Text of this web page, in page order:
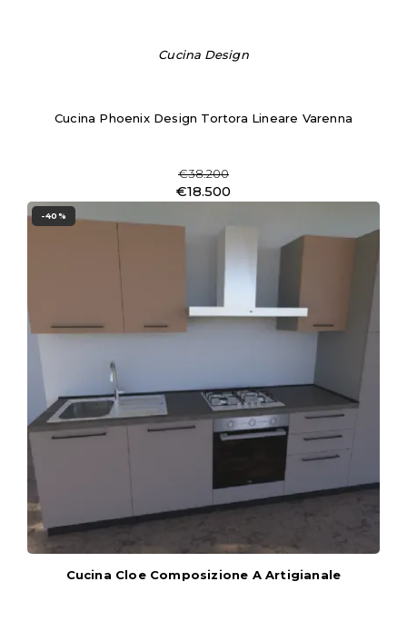
Cucina Design
Cucina Phoenix Design Tortora Lineare Varenna
€38.200
€18.500
-40%
Cucina Cloe Composizione A Artigianale